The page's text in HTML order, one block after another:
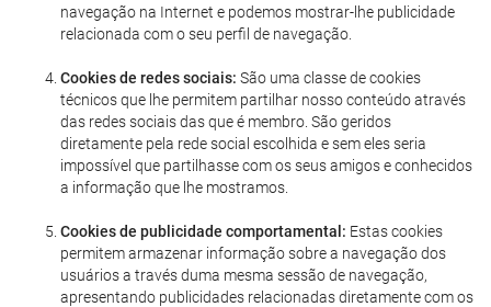
navegação na Internet e podemos mostrar-lhe publicidade
relacionada com o seu perfil de navegação.
Cookies de redes sociais: São uma classe de cookies
técnicos que lhe permitem partilhar nosso conteúdo através
das redes sociais das que é membro. São geridos
diretamente pela rede social escolhida e sem eles seria
impossível que partilhasse com os seus amigos e conhecidos
a informação que lhe mostramos.
Cookies de publicidade comportamental: Estas cookies
permitem armazenar informação sobre a navegação dos
usuários a través duma mesma sessão de navegação,
apresentando publicidades relacionadas diretamente com os